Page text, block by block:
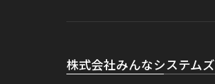
株式会社みんなシステムズ